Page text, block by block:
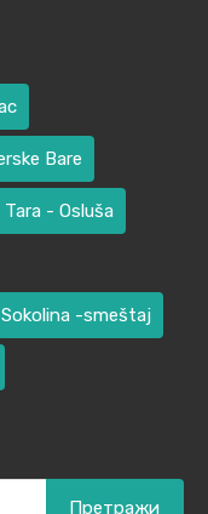
Bare
Tara - Osluša
-smeštaj